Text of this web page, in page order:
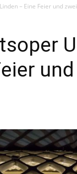
– Eine Feier und